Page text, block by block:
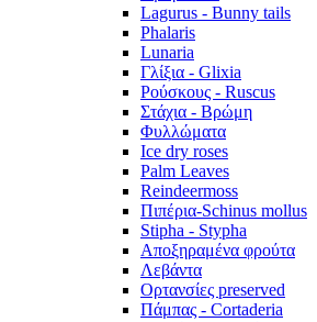
Lagurus - Bunny tails
Phalaris
Lunaria
Γλίξια - Glixia
Ρούσκους - Ruscus
Στάχια - Βρώμη
Φυλλώματα
Ice dry roses
Palm Leaves
Reindeermoss
Πιπέρια-Schinus mollus
Stipha - Stypha
Αποξηραμένα φρούτα
Λεβάντα
Ορτανσίες preserved
Πάμπας - Cortaderia